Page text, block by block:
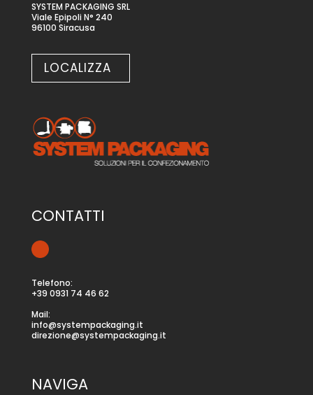
SYSTEM PACKAGING SRL
Viale Epipoli N° 240
96100 Siracusa
LOCALIZZA
CONTATTI
Telefono:
+39 0931 74 46 62
Mail:
info@systempackaging.it
direzione@systempackaging.it
NAVIGA